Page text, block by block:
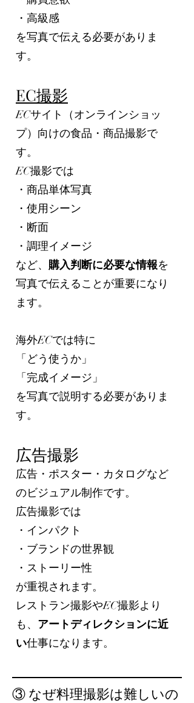
・高級感
を写真で伝える必要がありま
す。
EC撮影
ECサイト（オンラインショッ
プ）向けの食品・商品撮影で
す。
EC撮影では
・商品単体写真
・使用シーン
・断面
・調理イメージ
など、 購入判断に必要な情報を
写真で伝えることが重要になり
ます。
海外ECでは特に
「どう使うか」
「完成イメージ」
を写真で説明する必要がありま
す。
広告撮影
広告・ポスター・カタログなど
のビジュアル制作です。
広告撮影では
・インパクト
・ブランドの世界観
・ストーリー性
が重視されます。
レストラン撮影やEC撮影より
も、 アートディレクションに近
い仕事になります。
③ なぜ料理撮影は難しいの